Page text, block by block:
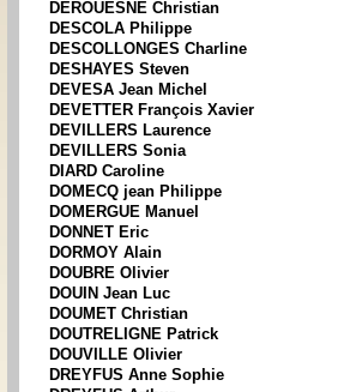
DEROUESNE Christian
DESCOLA Philippe
DESCOLLONGES Charline
DESHAYES Steven
DEVESA Jean Michel
DEVETTER François Xavier
DEVILLERS Laurence
DEVILLERS Sonia
DIARD Caroline
DOMECQ jean Philippe
DOMERGUE Manuel
DONNET Eric
DORMOY Alain
DOUBRE Olivier
DOUIN Jean Luc
DOUMET Christian
DOUTRELIGNE Patrick
DOUVILLE Olivier
DREYFUS Anne Sophie